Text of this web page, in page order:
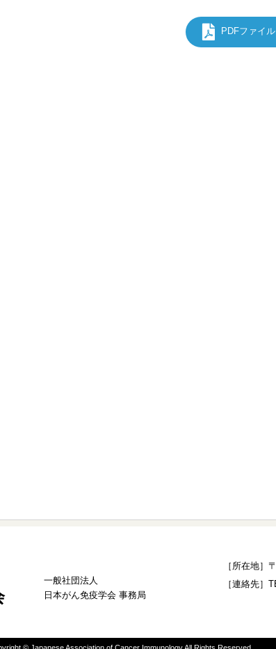
PDFファイ
一般社団法人
日本がん免疫学会 事務局
［所在地］
［連絡先］